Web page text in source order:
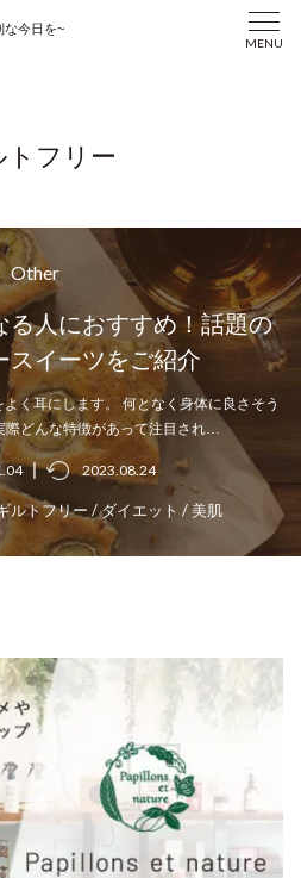
な今日を~
MENU
トフリー
Other
る人におすすめ！話題の
スイーツをご紹介
く耳にします。 何となく身体に良さそう
際どんな特徴があって注目され…
| 2023.08.24
ルトフリー /ダイエット /美肌